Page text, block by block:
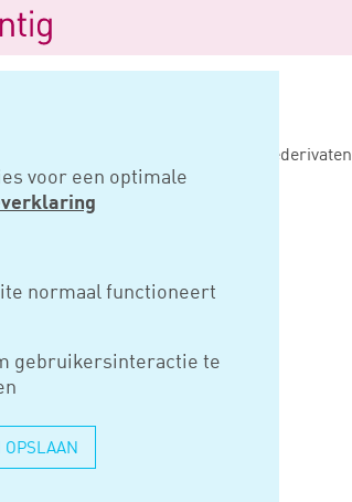
voor een optimale
normaal functioneert
gebruikersinteractie te
mkb uitvoering herstelkader rentederivaten
MKB